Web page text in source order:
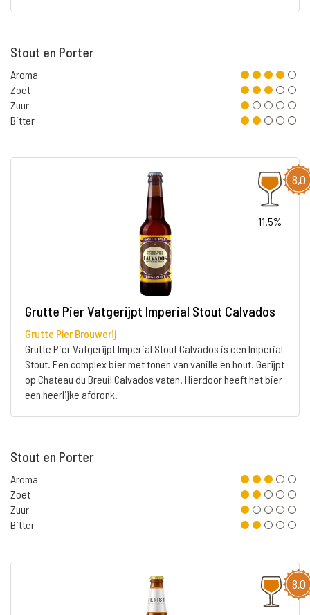
Stout en Porter
Aroma
Zoet
Zuur
Bitter
8,0
11.5%
Grutte Pier Vatgerijpt Imperial Stout Calvados
Grutte Pier Brouwerij
Grutte Pier Vatgerijpt Imperial Stout Calvados is een Imperial
Stout. Een complex bier met tonen van vanille en hout. Gerijpt
op Chateau du Breuil Calvados vaten. Hierdoor heeft het bier
een heerlijke afdronk.
Stout en Porter
Aroma
Zoet
Zuur
Bitter
8,0